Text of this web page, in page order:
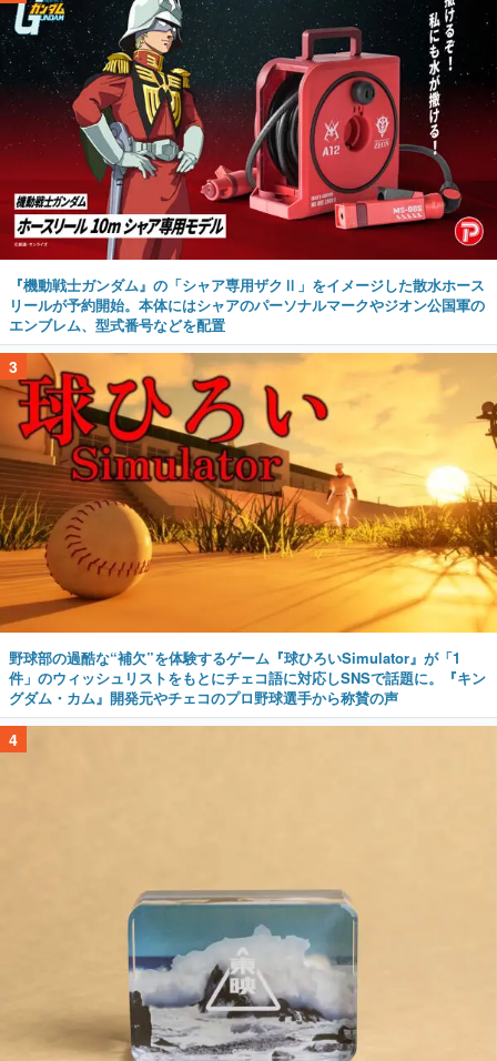
『機動戦士ガンダム』の「シャア専用ザクⅡ」をイメージした散水ホース
リールが予約開始。本体にはシャアのパーソナルマークやジオン公国軍の
エンブレム、型式番号などを配置
3
野球部の過酷な“補欠”を体験するゲーム『球ひろいSimulator』が「1
件」のウィッシュリストをもとにチェコ語に対応しSNSで話題に。『キン
グダム・カム』開発元やチェコのプロ野球選手から称賛の声
4